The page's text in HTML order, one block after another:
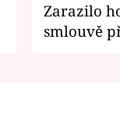
Zarazilo
smlouvě